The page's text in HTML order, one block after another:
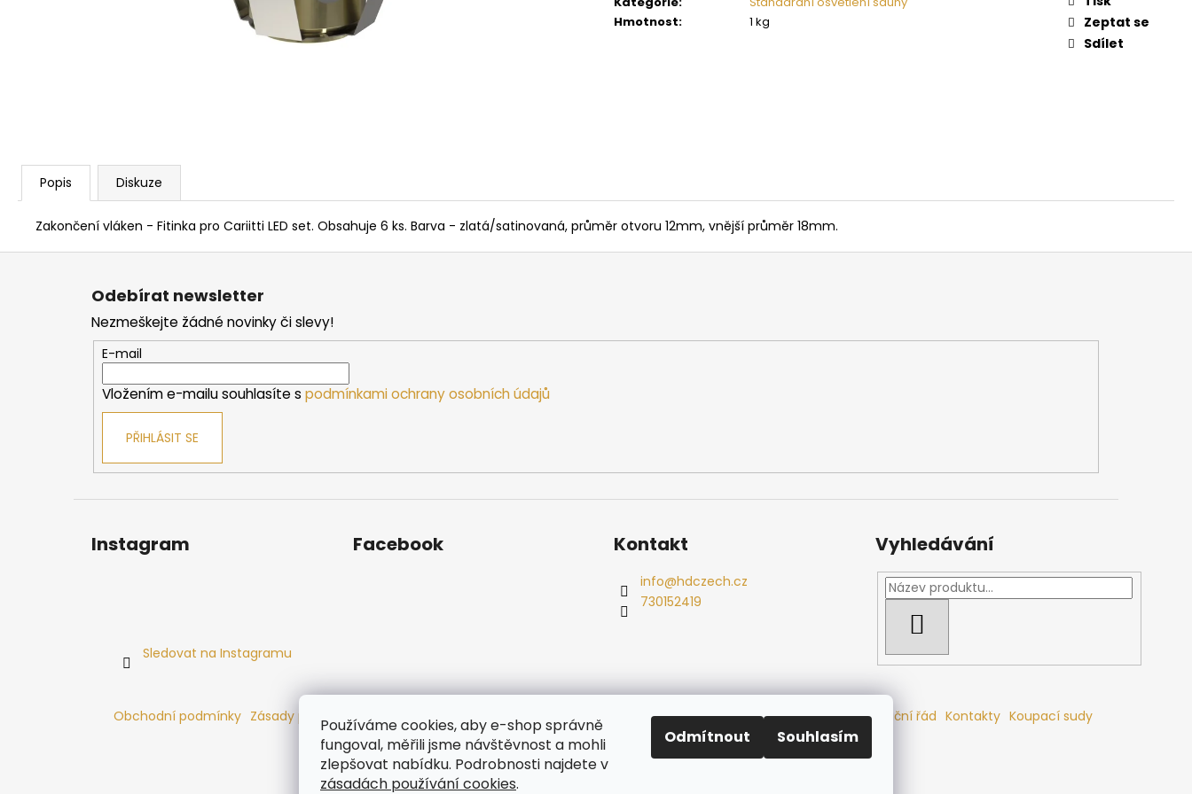
Používáme cookies, aby e-shop správně
fungoval, měřili jsme návštěvnost a mohli
zlepšovat nabídku. Podrobnosti najdete v
zásadách používání cookies.
Odmítnout Souhlasím
Hmotnost: 1 kg
Zeptat se
Sdílet
Popis Diskuze
Zakončení vláken - Fitinka pro Cariitti LED set. Obsahuje 6 ks. Barva - zlatá/satinovaná, průměr otvoru 12mm, vnější průměr 18mm.
PARAFÍNOVÝ IMPREGNAČNÍ OLEJ SAUNOVÁ KAMNA NA DŘEVO HARVIA SAUNOVÁ KAMNA NA DŘEVO HARVIA
Z
Odebírat newsletter
Nezmeškejte žádné novinky či slevy!
E-mail
Vložením e-mailu souhlasíte s podmínkami ochrany osobních údajů
PŘIHLÁSIT SE
Instagram
Sledovat na Instagramu
Facebook Kontakt
info@hdczech.cz
730152419
Vyhledávání
Obchodní podmínky Zásady používání cookies Ochrana osobních údajů Dřevěné sauny Odstoupení od smlouvy Reklamační řád Kontakty Koupací sudy
Radiátory